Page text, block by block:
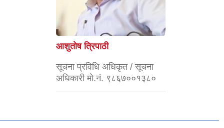
आशुताेष त्रिपाठी
सूचना प्रविधि अधिकृत / सूचना
अधिकारी मो.नं. ९८६७००१३८०